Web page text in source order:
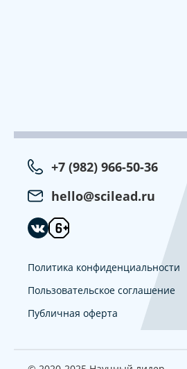
+7 (982) 966-50-36
hello@scilead.ru
Политика конфиденциальности
Пользовательское соглашение
Публичная оферта